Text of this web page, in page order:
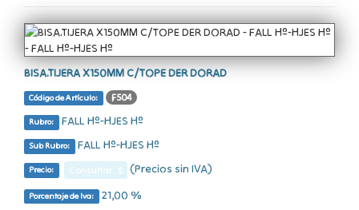
BISA.TIJERA X150MM C/TOPE DER DORAD
Código de Artículo: F504
Rubro: FALL Hº-HJES Hº
Sub Rubro: FALL Hº-HJES Hº
Precio: Consultar $ (Precios sin IVA)
Porcentaje de Iva: 21,00 %